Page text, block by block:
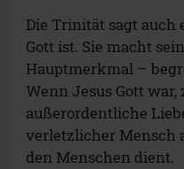
Die Trinität sagt auch
Gott ist. Sie macht
Hauptmerkmal –
Wenn Jesus Gott war,
außerordentliche
verletzlicher Mensch
den Menschen dient.